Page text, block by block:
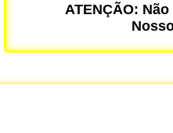
ATENÇÃO: